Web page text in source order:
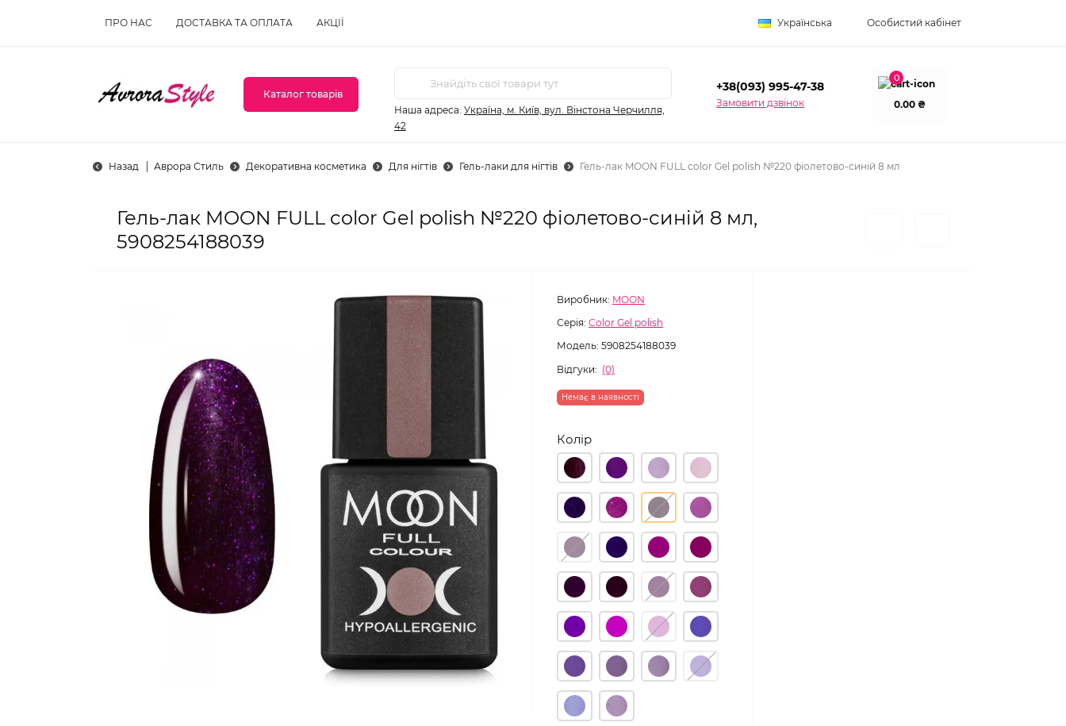
ПРО НАС ДОСТАВКА ТА ОПЛАТА АКЦІЇ Українська Особистий кабінет
Каталог товарів
Наша адреса: Україна, м. Київ, вул. Вінстона Черчилля,
42
+38(093) 995-47-38
Замовити дзвінок
0
0.00 ₴
Назад Аврора Стиль Декоративна косметика Для нігтів Гель-лаки для нігтів Гель-лак MOON FULL color Gel polish №220 фіолетово-синій 8 мл
Гель-лак MOON FULL color Gel polish №220 фіолетово-синій 8 мл,
5908254188039
Виробник: MOON
Серія: Color Gel polish
Модель: 5908254188039
Відгуки: (0)
Немає в наявності
Колір